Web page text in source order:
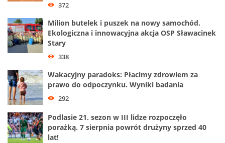
372
Milion butelek i puszek na nowy samochód.
Ekologiczna i innowacyjna akcja OSP Sławacinek
Stary
338
Wakacyjny paradoks: Płacimy zdrowiem za
prawo do odpoczynku. Wyniki badania
292
Podlasie 21. sezon w III lidze rozpoczęło
porażką. 7 sierpnia powrót drużyny sprzed 40
lat!